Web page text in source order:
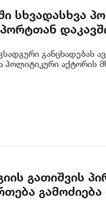
სხვადასხვა
განცხადებას
პოლიტიკური აქტორის
გათიშვის